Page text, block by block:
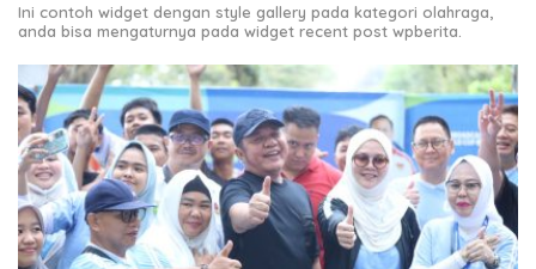
Ini contoh widget dengan style gallery pada kategori olahraga,
anda bisa mengaturnya pada widget recent post wpberita.